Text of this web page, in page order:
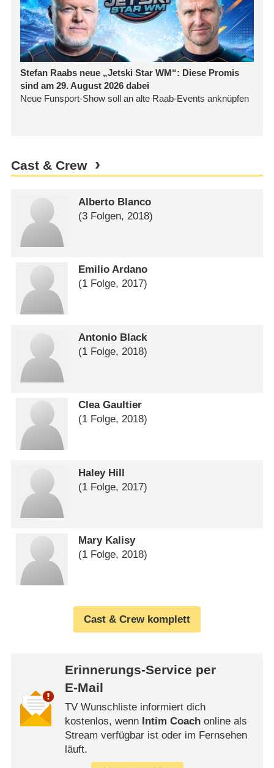
Cast & Crew
Alberto Blanco
(3 Folgen, 2018)
Emilio Ardano
(1 Folge, 2017)
Antonio Black
(1 Folge, 2018)
Clea Gaultier
(1 Folge, 2018)
Haley Hill
(1 Folge, 2017)
Mary Kalisy
(1 Folge, 2018)
Cast & Crew komplett
Erinnerungs-Service per
E-Mail
TV Wunschliste informiert dich
kostenlos, wenn Intim Coachonline als
Stream verfügbar ist oder im Fernsehen
läuft.